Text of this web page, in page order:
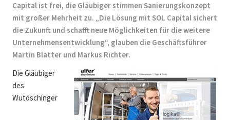
Capital ist frei, die Gläubiger stimmen Sanierungskonzept
mit großer Mehrheit zu. „Die Lösung mit SOL Capital sichert
die Zukunft und schafft neue Möglichkeiten für die weitere
Unternehmensentwicklung“, glauben die Geschäftsführer
Martin Blatter und Markus Richter.
Die Gläubiger
des
Wutöschinger